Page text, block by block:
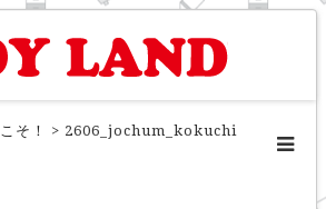
そ！ > 2606_jochum_kokuchi